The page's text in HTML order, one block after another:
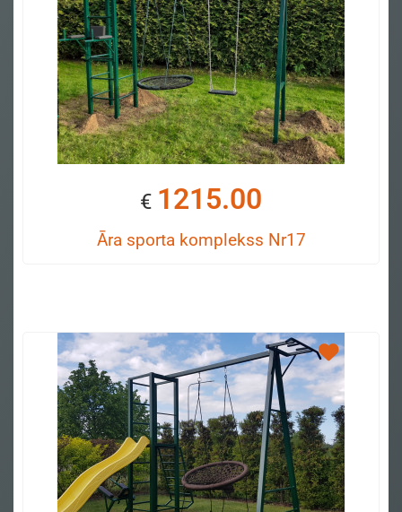
€ 1215.00
Āra sporta komplekss Nr17